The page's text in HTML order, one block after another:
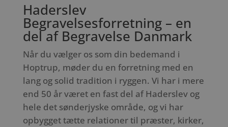
Haderslev
Begravelsesforretning – en
del af Begravelse Danmark
Når du vælger os som din bedemand i
Hoptrup, møder du en forretning med en
lang og solid tradition i ryggen. Vi har i mere
end 50 år været en fast del af Haderslev og
hele det sønderjyske område, og vi har
opbygget tætte relationer til præster, kirker,